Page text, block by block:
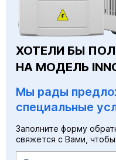
ХОТЕЛИ БЫ
НА МОДЕЛЬ
Мы рады
специальные
Заполните форму
свяжется с Вами,